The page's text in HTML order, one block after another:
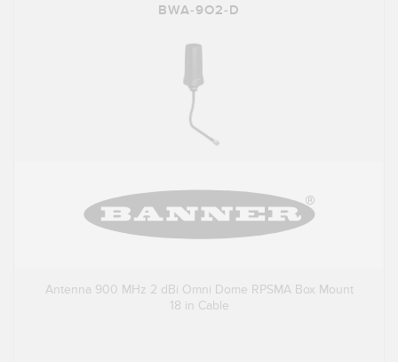
BWA-9O2-D
Antenna 900 MHz 2 dBi Omni Dome RPSMA Box Mount
18 in Cable